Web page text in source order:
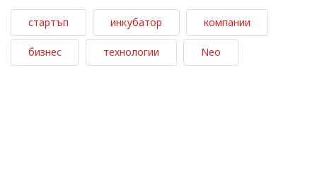
стартъп инкубатор компании
бизнес технологии Neo